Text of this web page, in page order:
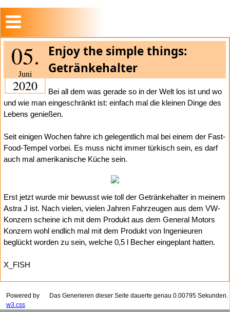
05.
Juni
2020
Enjoy the simple things:
Getränkehalter
Bei all dem was gerade so in der Welt los ist und wo
und wie man eingeschränkt ist: einfach mal die kleinen Dinge des
Lebens genießen.
Seit einigen Wochen fahre ich gelegentlich mal bei einem der Fast-
Food-Tempel vorbei. Es muss nicht immer türkisch sein, es darf
auch mal amerikanische Küche sein.
Erst jetzt wurde mir bewusst wie toll der Getränkehalter in meinem
Astra J ist. Nach vielen, vielen Jahren Fahrzeugen aus dem VW-
Konzern scheine ich mit dem Produkt aus dem General Motors
Konzern wohl endlich mal mit dem Produkt von Ingenieuren
beglückt worden zu sein, welche 0,5 l Becher eingeplant hatten.
X_FISH
Das Generieren dieser Seite dauerte genau 0.00795 Sekunden.
Powered by
w3.css